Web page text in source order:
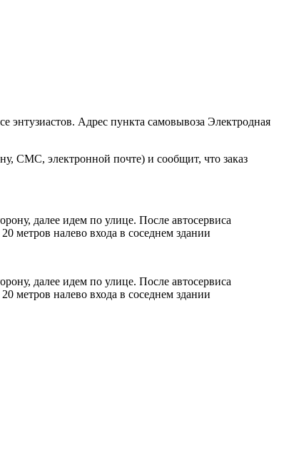
энтузиастов. Адрес пункта самовывоза Электродная
СМС, электронной почте) и сообщит, что заказ
далее идем по улице. После автосервиса
метров налево входа в соседнем здании
далее идем по улице. После автосервиса
метров налево входа в соседнем здании